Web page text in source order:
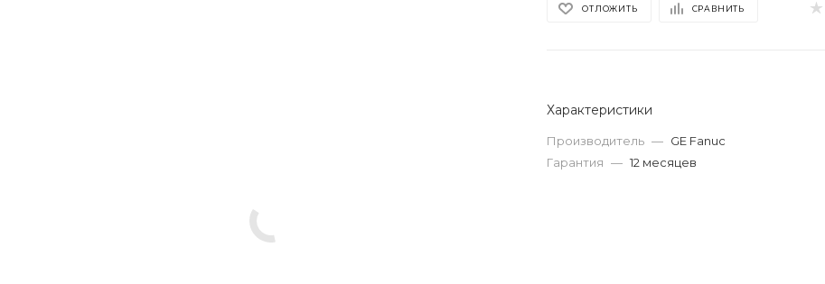
ОТЛОЖИТЬ СРАВНИТЬ
Характеристики
Производитель — GE Fanuc
Гарантия — 12 месяцев